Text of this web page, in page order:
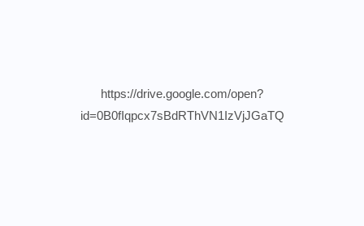
https://drive.google.com/open?
id=0B0fIqpcx7sBdRThVN1IzVjJGaTQ